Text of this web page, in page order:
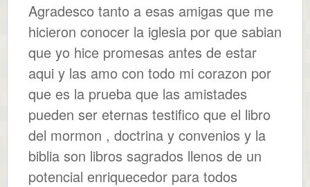
Agradesco tanto a esas amigas que me
hicieron conocer la iglesia por que sabian
que yo hice promesas antes de estar
aqui y las amo con todo mi corazon por
que es la prueba que las amistades
pueden ser eternas testifico que el libro
del mormon , doctrina y convenios y la
biblia son libros sagrados llenos de un
potencial enriquecedor para todos